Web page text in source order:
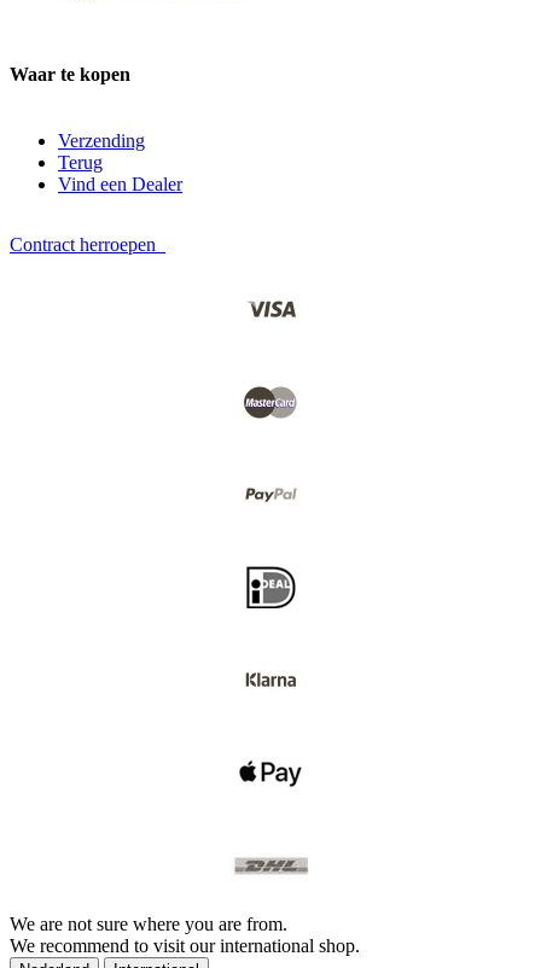
Waar te kopen
Verzending
Terug
Vind een Dealer
Contract herroepen
We are not sure where you are from.
We recommend to visit our international shop.